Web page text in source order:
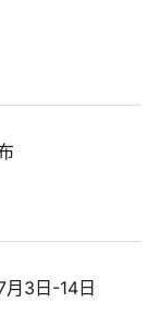
3日-14日